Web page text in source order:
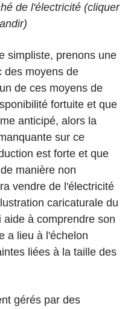
de l'électricité (cliquer
simpliste, prenons une
des moyens de
de ces moyens de
fortuite et que
anticipé, alors la
sur ce
est forte et que
manière non
vendre de l'électricité
caricaturale du
à comprendre son
a lieu à l'échelon
liées à la taille des
gérés par des